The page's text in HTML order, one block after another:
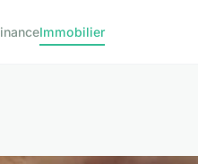
Immobilier